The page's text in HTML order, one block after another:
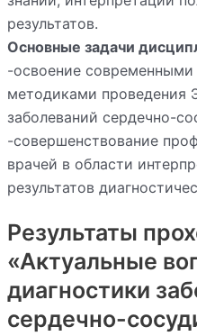
результатов.
Основные задачи
-освоение современными
методиками проведения
заболеваний сердечно-
-совершенствование
врачей в области
результатов
Результаты
«Актуальные
диагностики
сердечно-